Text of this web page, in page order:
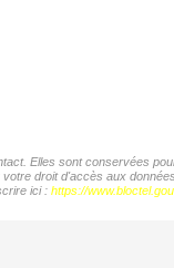
Elles sont conservées
droit d'accès aux
ici : https://